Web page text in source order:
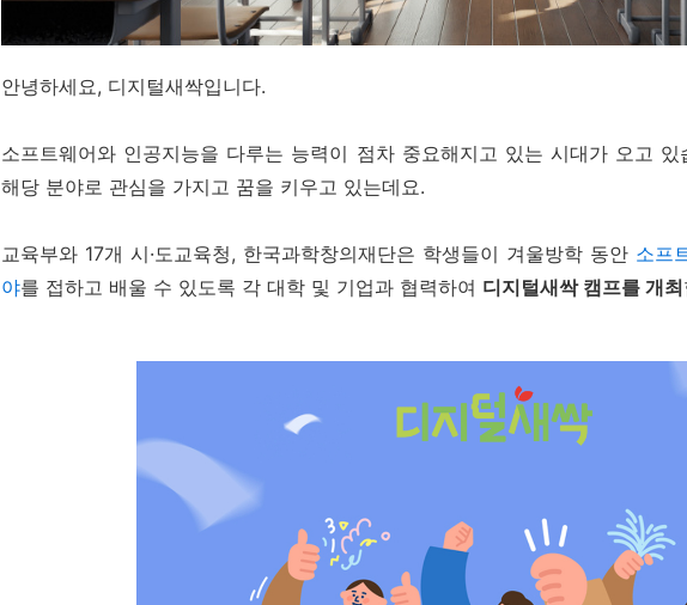
안녕하세요, 디지털새싹입니다.
소프트웨어와 인공지능을 다루는 능력이 점차 중요해지고 있는 시대가 오고 있
해당 분야로 관심을 가지고 꿈을 키우고 있는데요.
교육부와 17개 시·도교육청, 한국과학창의재단은 학생들이 겨울방학 동안 소프
야를 접하고 배울 수 있도록 각 대학 및 기업과 협력하여 디지털새싹 캠프를 개최